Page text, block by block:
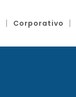
Corporativo